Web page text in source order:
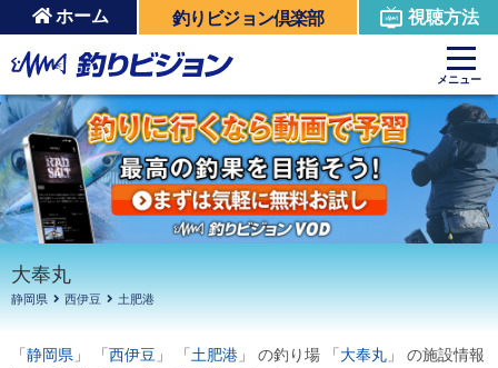
ホーム 釣りビジョン倶楽部 視聴方法
メニュー
大奉丸
静岡県 西伊豆 土肥港
「 静岡県 」 「 西伊豆 」 「 土肥港 」 の釣り場 「 大奉丸 」 の施設情報
周辺の施設を見る